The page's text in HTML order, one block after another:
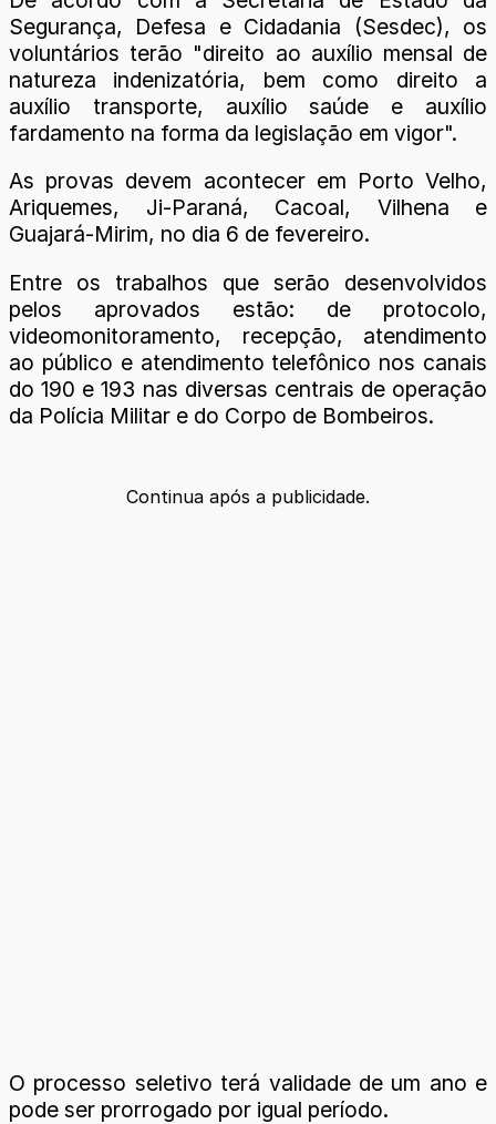
Segurança, Defesa e Cidadania (Sesdec), os
voluntários terão "direito ao auxílio mensal de
natureza indenizatória, bem como direito a
auxílio transporte, auxílio saúde e auxílio
fardamento na forma da legislação em vigor".
As provas devem acontecer em Porto Velho,
Ariquemes, Ji-Paraná, Cacoal, Vilhena e
Guajará-Mirim, no dia 6 de fevereiro.
Entre os trabalhos que serão desenvolvidos
pelos aprovados estão: de protocolo,
videomonitoramento, recepção, atendimento
ao público e atendimento telefônico nos canais
do 190 e 193 nas diversas centrais de operação
da Polícia Militar e do Corpo de Bombeiros.
Continua após a publicidade.
O processo seletivo terá validade de um ano e
pode ser prorrogado por igual período.